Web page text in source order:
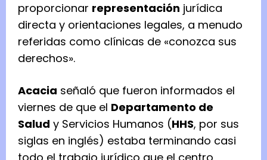
proporcionar representación jurídica
directa y orientaciones legales, a menudo
referidas como clínicas de «conozca sus
derechos».
Acacia señaló que fueron informados el
viernes de que el Departamento de
Salud y Servicios Humanos (HHS, por sus
siglas en inglés) estaba terminando casi